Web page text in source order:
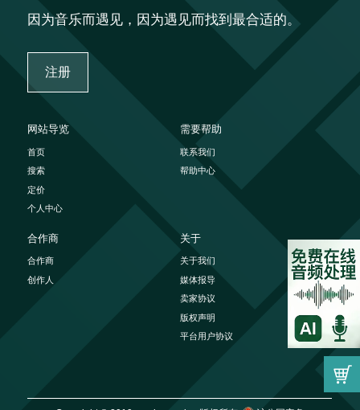
因为音乐而遇见，因为遇见而找到最合适的。
注册
网站导览
首页
搜索
定价
个人中心
需要帮助
联系我们
帮助中心
合作商
合作商
创作人
关于
关于我们
媒体报导
卖家协议
版权声明
平台用户协议